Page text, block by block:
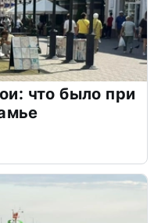
что было при